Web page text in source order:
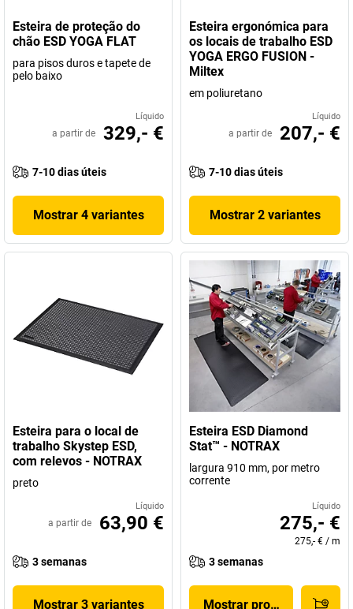
Esteira de proteção do
chão ESD YOGA FLAT
para pisos duros e tapete de
pelo baixo
Líquido
a partir de 329,- €
7-10 dias úteis
Mostrar 4 variantes
Esteira ergonómica para
os locais de trabalho ESD
YOGA ERGO FUSION -
Miltex
em poliuretano
Líquido
a partir de 207,- €
7-10 dias úteis
Mostrar 2 variantes
Esteira para o local de
trabalho Skystep ESD,
com relevos - NOTRAX
preto
Líquido
a partir de 63,90 €
3 semanas
Mostrar 3 variantes
Esteira ESD Diamond
Stat™ - NOTRAX
largura 910 mm, por metro
corrente
Líquido
275,- €
275,- € / m
3 semanas
Mostrar produto